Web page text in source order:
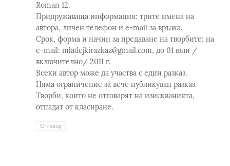
Roman 12.
Придружаваща информация: трите имена на
автора, личен телефон и e-mail за връзка.
Срок, форма и начин за предаване на творбите: на
e-mail: mladejkirazkaz@gmail.com, до 01 юли /
включително/ 2011 г.
Всеки автор може да участва с един разказ.
Няма ограничение за вече публикуван разказ.
Творби, които не отговарят на изискванията,
отпадат от класиране.
Отговор